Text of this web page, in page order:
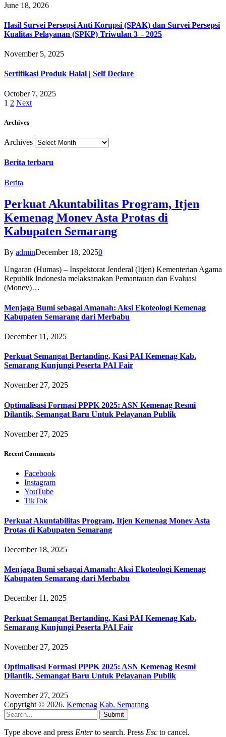
June 18, 2026
Hasil Survei Persepsi Anti Korupsi (SPAK) dan Survei Persepsi
Kualitas Pelayanan (SPKP) Triwulan 3 – 2025
November 5, 2025
Sertifikasi Produk Halal | Self Declare
October 7, 2025
1 2 Next
Archives
Archives
Berita terbaru
Berita
Perkuat Akuntabilitas Program, Itjen
Kemenag Monev Asta Protas di
Kabupaten Semarang
By adminDecember 18, 20250
Ungaran (Humas) – Inspektorat Jenderal (Itjen) Kementerian Agama
Republik Indonesia melaksanakan Pemantauan dan Evaluasi
(Monev)…
Menjaga Bumi sebagai Amanah: Aksi Ekoteologi Kemenag
Kabupaten Semarang dari Merbabu
December 11, 2025
Perkuat Semangat Bertanding, Kasi PAI Kemenag Kab.
Semarang Kunjungi Peserta PAI Fair
November 27, 2025
Optimalisasi Formasi PPPK 2025: ASN Kemenag Resmi
Dilantik, Semangat Baru Untuk Pelayanan Publik
November 27, 2025
Recent Comments
Facebook
Instagram
YouTube
TikTok
Perkuat Akuntabilitas Program, Itjen Kemenag Monev Asta
Protas di Kabupaten Semarang
December 18, 2025
Menjaga Bumi sebagai Amanah: Aksi Ekoteologi Kemenag
Kabupaten Semarang dari Merbabu
December 11, 2025
Perkuat Semangat Bertanding, Kasi PAI Kemenag Kab.
Semarang Kunjungi Peserta PAI Fair
November 27, 2025
Optimalisasi Formasi PPPK 2025: ASN Kemenag Resmi
Dilantik, Semangat Baru Untuk Pelayanan Publik
November 27, 2025
Copyright © 2026. Kemenag Kab. Semarang
Submit
Type above and press Enterto search. Press Esc to cancel.